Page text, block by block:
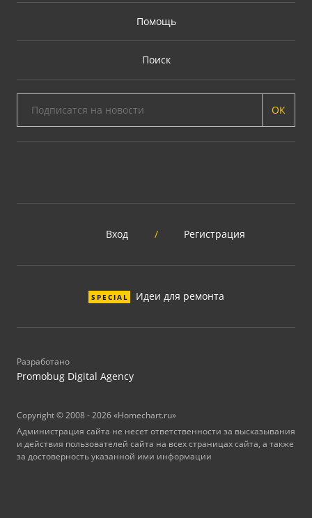
Помощь
Поиск
ОК
Вход / Регистрация
SPECIAL Идеи для ремонта
Разработано
Promobug Digital Agency
Copyright © 2008 - 2026 «Homechart.ru»
Администрация сайта не несет ответственности за высказывания
и действия пользователей сайта на всех страницах сайта, а также
за достоверность указанной ими информации